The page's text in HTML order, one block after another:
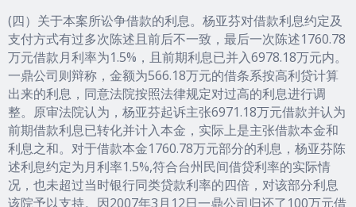
(四）关于本案所讼争借款的利息。杨亚芬对借款利息约定及
支付方式有过多次陈述且前后不一致，最后一次陈述1760.78
万元借款月利率为1.5%，且前期利息已并入6978.18万元内。
一鼎公司则辩称，金额为566.18万元的借条系按高利贷计算
出来的利息，同意法院按照法律规定对过高的利息进行调
整。原审法院认为，杨亚芬起诉主张6971.18万元借款并认为
前期借款利息已转化并计入本金，实际上是主张借款本金和
利息之和。对于借款本金1760.78万元部分的利息，杨亚芬陈
述利息约定为月利率1.5%,符合台州民间借贷利率的实际情
况，也未超过当时银行同类贷款利率的四倍，对该部分利息
该院予以支持。因2007年3月12日一鼎公司归还了100万元借